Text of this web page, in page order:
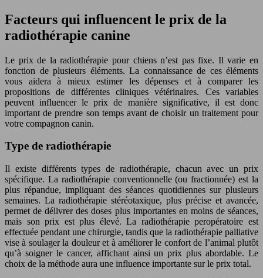
Facteurs qui influencent le prix de la
radiothérapie canine
Le prix de la radiothérapie pour chiens n’est pas fixe. Il varie en
fonction de plusieurs éléments. La connaissance de ces éléments
vous aidera à mieux estimer les dépenses et à comparer les
propositions de différentes cliniques vétérinaires. Ces variables
peuvent influencer le prix de manière significative, il est donc
important de prendre son temps avant de choisir un traitement pour
votre compagnon canin.
Type de radiothérapie
Il existe différents types de radiothérapie, chacun avec un prix
spécifique. La radiothérapie conventionnelle (ou fractionnée) est la
plus répandue, impliquant des séances quotidiennes sur plusieurs
semaines. La radiothérapie stéréotaxique, plus précise et avancée,
permet de délivrer des doses plus importantes en moins de séances,
mais son prix est plus élevé. La radiothérapie peropératoire est
effectuée pendant une chirurgie, tandis que la radiothérapie palliative
vise à soulager la douleur et à améliorer le confort de l’animal plutôt
qu’à soigner le cancer, affichant ainsi un prix plus abordable. Le
choix de la méthode aura une influence importante sur le prix total.